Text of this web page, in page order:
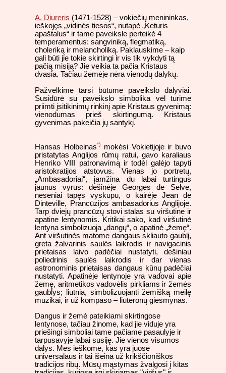
A. Diureris (1471-1528) – vokiečių menininkas,
ieškojęs „vidinės tiesos“, nutapė „Keturis
apaštalus“ ir tame paveiksle perteikė 4
temperamentus: sangviniką, flegmatiką,
choleriką ir melancholiką. Paklauskime – kaip
gali būti jie tokie skirtingi ir vis tik vykdyti tą
pačią misiją? Jie veikia ta pačia Kristaus
dvasia. Tačiau žemėje nėra vienodų dalykų.
Pažvelkime tarsi būtume paveikslo dalyviai.
Susidūrė su paveikslo simbolika vėl turime
priimti įsitikinimų rinkinį apie Kristaus gyvenimą:
vienodumas prieš skirtingumą. Kristaus
gyvenimas pakeičia jų santykį.
Hansas Holbeinas*)
mokėsi Vokietijoje ir buvo
pristatytas Anglijos rūmų ratui, gavo karaliaus
Henriko VIII patronavimą ir todėl galėjo tapyti
aristokratijos atstovus. Vienas jo portretų,
„Ambasadoriai“, įamžina du labai turtingus
jaunus vyrus: dešinėje Georges de Selve,
neseniai tapęs vyskupu, o kairėje Jean de
Dinteville, Prancūzijos ambasadorius Anglijoje.
Tarp dviejų prancūzų stovi stalas su viršutine ir
apatine lentynomis. Kritikai sako, kad viršutinė
lentyna simbolizuoja „dangų“, o apatinė „žemę“.
Ant viršutinės matome dangaus skliauto gaublį,
greta žalvarinis saulės laikrodis ir navigacinis
prietaisas laivo padėčiai nustatyti, dešiniau
poliedrinis saulės laikrodis ir dar vienas
astronominis prietaisas dangaus kūnų padėčiai
nustatyti. Apatinėje lentynoje yra vadovai apie
žemę, aritmetikos vadovėlis pirkliams ir žemės
gaublys; liutnia, simbolizuojanti žemišką meilę
muzikai, ir už kompaso – liuteronų giesmynas.
Dangus ir žemė pateikiami skirtingose
lentynose, tačiau žinome, kad jie viduje yra
priešingi simboliai tame pačiame pasaulyje ir
tarpusavyje labai susiję. Jie vienos visumos
dalys. Mes ieškome, kas yra juose
universalaus ir tai išeina už krikščioniškos
tradicijos ribų. Mūsų mąstymas žvalgosi į kitas